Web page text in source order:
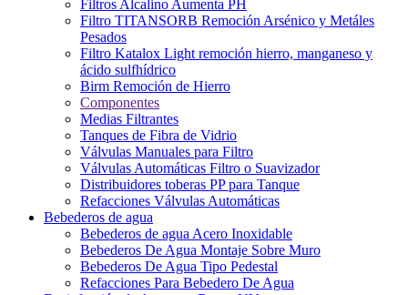
Filtros Alcalino Aumenta PH
Filtro TITANSORB Remoción Arsénico y Metáles
Pesados
Filtro Katalox Light remoción hierro, manganeso y
ácido sulfhídrico
Birm Remoción de Hierro
Componentes
Medias Filtrantes
Tanques de Fibra de Vidrio
Válvulas Manuales para Filtro
Válvulas Automáticas Filtro o Suavizador
Distribuidores toberas PP para Tanque
Refacciones Válvulas Automáticas
Bebederos de agua
Bebederos de agua Acero Inoxidable
Bebederos De Agua Montaje Sobre Muro
Bebederos De Agua Tipo Pedestal
Refacciones Para Bebedero De Agua